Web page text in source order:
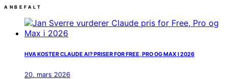
ANBEFALT
HVA KOSTER CLAUDE AI? PRISER FOR FREE, PRO OG MAX I 2026
20. mars 2026